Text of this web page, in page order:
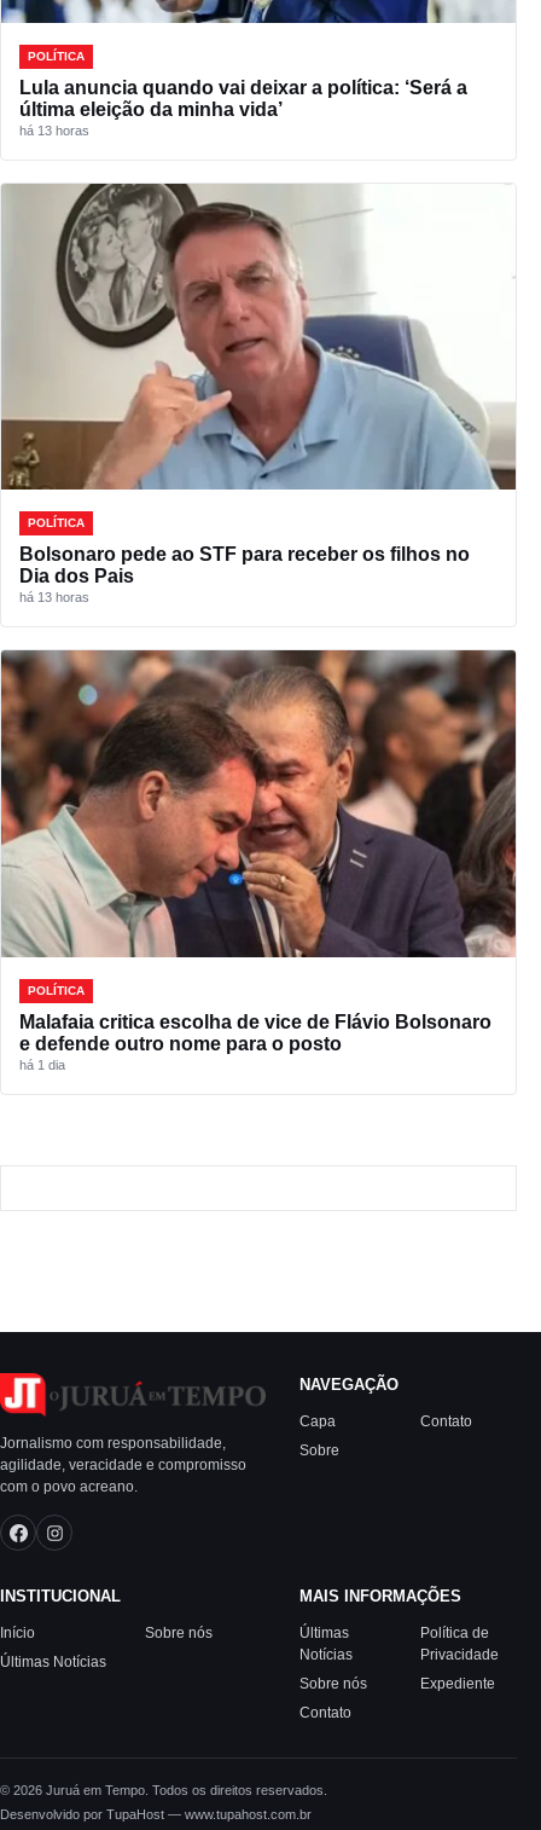
POLÍTICA
Lula anuncia quando vai deixar a política: ‘Será a
última eleição da minha vida’
há 13 horas
POLÍTICA
Bolsonaro pede ao STF para receber os filhos no
Dia dos Pais
há 13 horas
POLÍTICA
Malafaia critica escolha de vice de Flávio Bolsonaro
e defende outro nome para o posto
há 1 dia
Jornalismo com responsabilidade,
agilidade, veracidade e compromisso
com o povo acreano.
NAVEGAÇÃO
Capa
Sobre
Contato
INSTITUCIONAL
Início
Últimas Notícias
Sobre nós
MAIS INFORMAÇÕES
Últimas
Notícias
Sobre nós
Contato
Política de
Privacidade
Expediente
© 2026 Juruá em Tempo. Todos os direitos reservados.
Desenvolvido por TupaHost — www.tupahost.com.br